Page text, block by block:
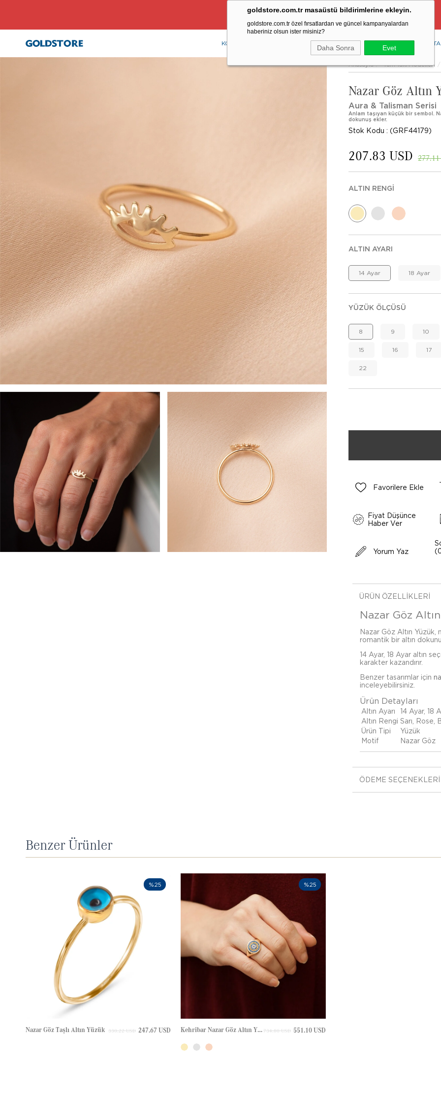
goldstore.com.tr masaüstü bildirimlerine ekleyin.
goldstore.com.tr özel fırsatlardan ve güncel kampanyalardan
haberiniz olsun ister misiniz?
Daha Sonra Evet
Ücretsiz Aynı Gün Kargo Fırsatı
KOLYE BİLEKLİK RENKLİ TAŞLAR PIRLANTA
Anasayfa Tüm Takı Modelleri
Nazar Göz Altın
Aura & Talisman Serisi
Anlam taşıyan küçük bir sembol.
dokunuş ekler.
Stok Kodu (GRF44179)
277.11
207.83 USD
ALTIN RENGI
ALTIN AYARI
14 Ayar 18 Ayar
YÜZÜK ÖLÇÜSÜ
8 9 10
15 16 17
22
Favorilere Ekle
Fiyat Düşünce
Haber Ver
Yorum Yaz
ÜRÜN ÖZELLIKLERI
Nazar Göz
Nazar Göz Altın
romantik bir altın
14 Ayar, 18 Ayar altın
karakter kazandırır.
Benzer tasarımlar için
inceleyebilirsiniz.
Ürün Detayları
Altın Ayarı
14 Ayar, 18
Altın Rengi Sarı, Rose,
Ürün Tipi
Yüzük
Motif
Nazar Göz
ÖDEME SEÇENEKLERI
Benzer Ürünler
Nazar Göz Taşlı Altın Yüzük 247.67 USD
330.22 USD
%25
Kehribar Nazar Göz Altın Yüzük 551.10 USD
734.80 USD
%25